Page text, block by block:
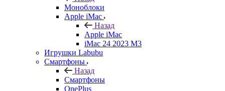
Моноблоки
Apple iMac
Назад
Apple iMac
iMac 24 2023 M3
Игрушки Labubu
Смартфоны
Назад
Смартфоны
OnePlus